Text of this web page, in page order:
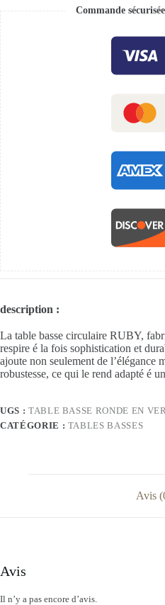
Commande
description :
La table basse circulaire RUBY,
respire é la fois sophistication et
ajoute non seulement de l’élégance
robustesse, ce qui le rend adapté é
UGS : TABLE BASSE RONDE EN
CATÉGORIE : TABLES BASSES
Avis
Avis
Il n’y a pas encore d’avis.